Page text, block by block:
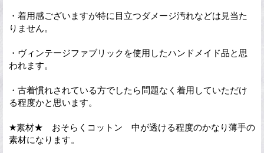
・着用感ございますが特に目立つダメージ汚れなどは見当た
りません。
・ヴィンテージファブリックを使用したハンドメイド品と思
われます。
・古着慣れされている方でしたら問題なく着用していただけ
る程度かと思います。
★素材★ おそらくコットン 中が透ける程度のかなり薄手の
素材になります。